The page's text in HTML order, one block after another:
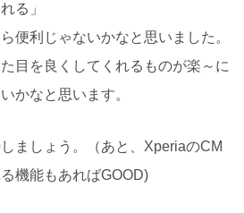
る」
便利じゃないかなと思いました。
目を良くしてくれるものが楽～に
かなと思います。
ましょう。（あと、XperiaのCM
機能もあればGOOD)